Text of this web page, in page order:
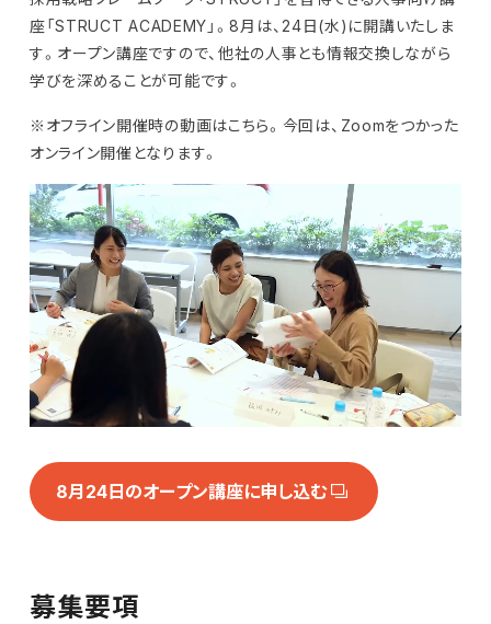
座「STRUCT ACADEMY」。8月は、24日(水)に開講いたしま
す。オープン講座ですので、他社の人事とも情報交換しながら
学びを深めることが可能です。
※オフライン開催時の動画はこちら。今回は、Zoomをつかった
オンライン開催となります。
8月24日のオープン講座に申し込む
募集要項